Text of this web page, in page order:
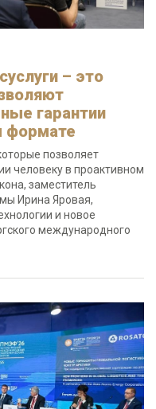
– это
гарантии
формате
позволяет
человеку в проактивном
заместитель
Ирина Яровая,
и новое
международного